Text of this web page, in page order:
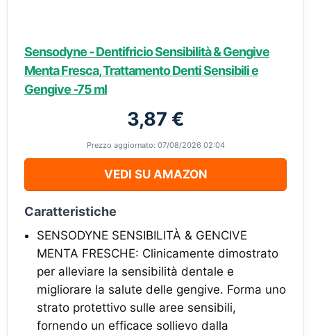
Sensodyne - Dentifricio Sensibilità & Gengive
Menta Fresca, Trattamento Denti Sensibili e
Gengive -75 ml
3,87 €
Prezzo aggiornato: 07/08/2026 02:04
VEDI SU AMAZON
Caratteristiche
SENSODYNE SENSIBILITÀ & GENCIVE
MENTA FRESCHE: Clinicamente dimostrato
per alleviare la sensibilità dentale e
migliorare la salute delle gengive. Forma uno
strato protettivo sulle aree sensibili,
fornendo un efficace sollievo dalla